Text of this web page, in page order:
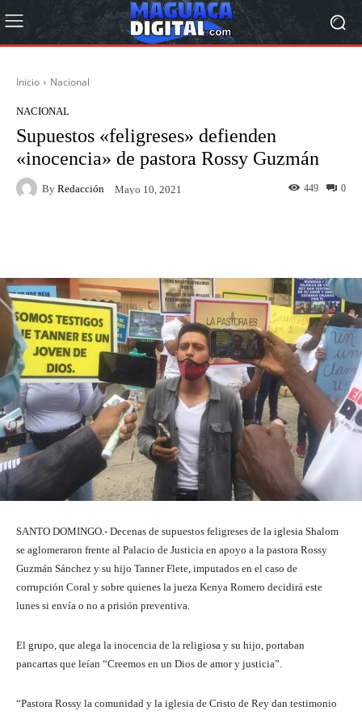
Inicio Nacional
NACIONAL
Supuestos «feligreses» defienden
«inocencia» de pastora Rossy Guzmán
By Redacción Mayo 10, 2021 0
449
SANTO DOMINGO.- Decenas de supuestos feligreses de la iglesia Shalom
se aglomeraron frente al Palacio de Justicia en apoyo a la pastora Rossy
Guzmán Sánchez y su hijo Tanner Flete, imputados en el caso de
corrupción Coral y sobre quienes la jueza Kenya Romero decidirá este
lunes si envía o no a prisión preventiva.
El grupo, que alega la inocencia de la religiosa y su hijo, portaban
pancartas que leían “Creemos en un Dios de amor y justicia”.
“Pastora Rossy la comunidad y la iglesia de Cristo de Rey dan testimonio